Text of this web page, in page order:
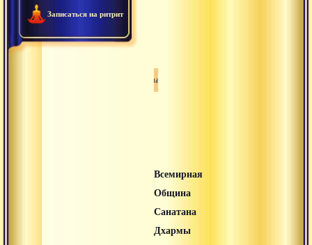
Записаться на ритрит
Санатана дхарма
Всемирная
Община
Санатана
Дхармы